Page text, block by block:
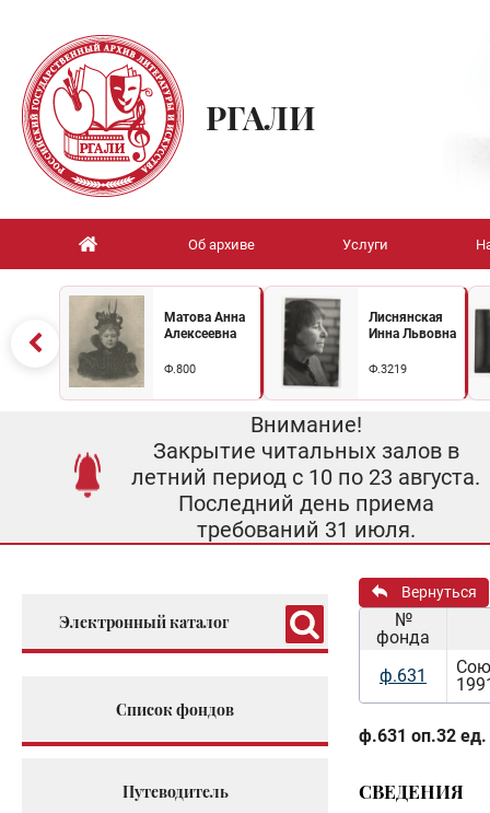
РГАЛИ
Об архиве Услуги
Матова Анна
Алексеевна
Ф.800
Лиснянская
Инна Львовна
Ф.3219
Внимание!
Закрытие читальных залов в
летний период с 10 по 23 августа.
Последний день приема
требований 31 июля.
Электронный каталог
Список фондов
Путеводитель
Вернуться
№
фонда
ф.631
ф.631 оп.32 ед.
СВЕДЕНИЯ